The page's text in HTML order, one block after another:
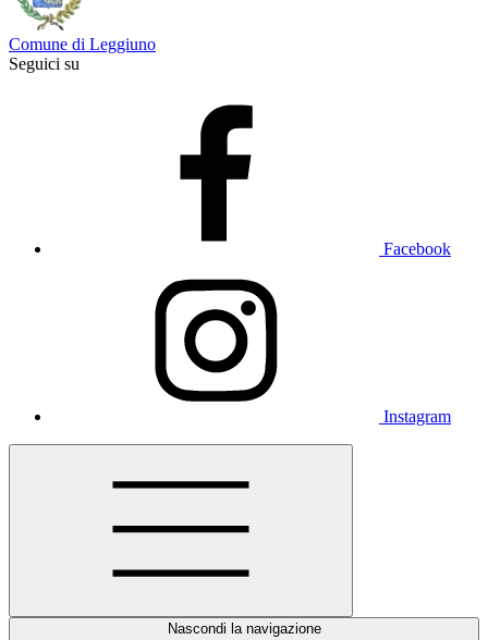
Comune di Leggiuno
Seguici su
Facebook
Instagram
Nascondi la navigazione